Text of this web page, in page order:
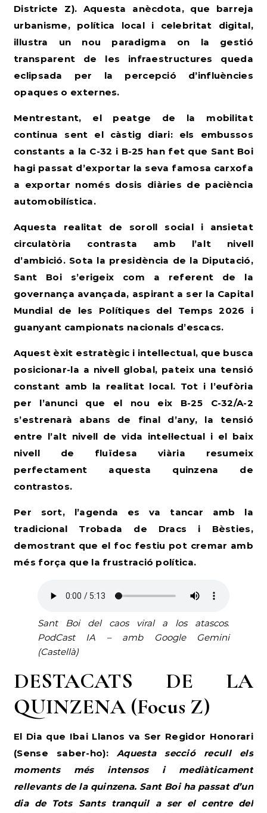
Districte Z). Aquesta anècdota, que barreja
urbanisme, política local i celebritat digital,
il·lustra un nou paradigma on la gestió
transparent de les infraestructures queda
eclipsada per la percepció d’influències
opaques o externes.
Mentrestant, el peatge de la mobilitat
continua sent el càstig diari: els embussos
constants a la C-32 i B-25 han fet que Sant Boi
hagi passat d’exportar la seva famosa carxofa
a exportar només dosis diàries de paciència
automobilística.
Aquesta realitat de soroll social i ansietat
circulatòria contrasta amb l’alt nivell
d’ambició. Sota la presidència de la Diputació,
Sant Boi s’erigeix com a referent de la
governança avançada, aspirant a ser la Capital
Mundial de les Polítiques del Temps 2026 i
guanyant campionats nacionals d’escacs.
Aquest èxit estratègic i intel·lectual, que busca
posicionar-la a nivell global, pateix una tensió
constant amb la realitat local. Tot i l’eufòria
per l’anunci que el nou eix B-25 C-32/A-2
s’estrenarà abans de final d’any, la tensió
entre l’alt nivell de vida intel·lectual i el baix
nivell de fluïdesa viària resumeix
perfectament aquesta quinzena de
contrastos.
Per sort, l’agenda es va tancar amb la
tradicional Trobada de Dracs i Bèsties,
demostrant que el foc festiu pot cremar amb
més força que la frustració política.
Sant Boi del caos viral a los atascos.
PodCast IA – amb Google Gemini
(Castellà)
DESTACATS DE LA
QUINZENA (Focus Z)
El Dia que Ibai Llanos va Ser Regidor Honorari
(Sense saber-ho):
Aquesta secció recull els
moments més intensos i mediàticament
rellevants de la quinzena. Sant Boi ha passat d’un
dia de Tots Sants tranquil a ser el centre del